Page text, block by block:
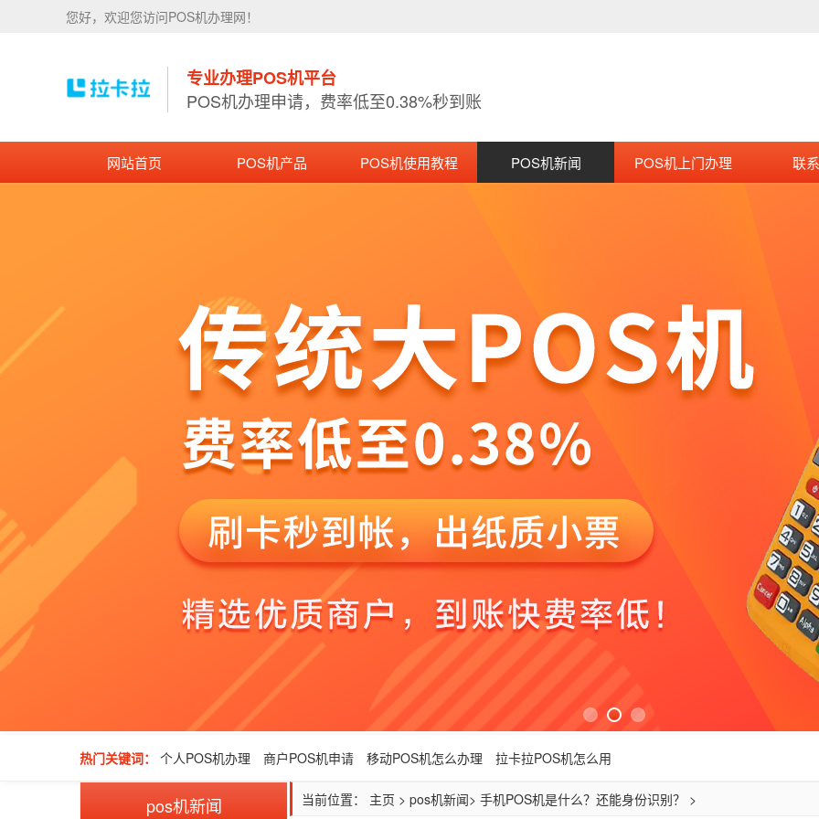
您好，欢迎您访问POS机办理网！
专业办理POS机平台
POS机办理申请，费率低至0.38%秒到账
网站首页 POS机产品 POS机使用教程 POS机新闻 POS机上门办理 联
热门关键词： 个人POS机办理 商户POS机申请 移动POS机怎么办理 拉卡拉POS机怎么用
pos机新闻 当前位置： 主页 > pos机新闻> 手机POS机是什么？还能身份识别？ >